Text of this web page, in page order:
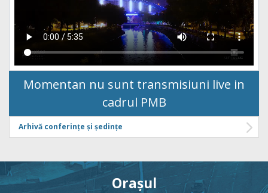
Momentan nu sunt transmisiuni live in
cadrul PMB
Arhivă conferințe și ședințe
Orașul